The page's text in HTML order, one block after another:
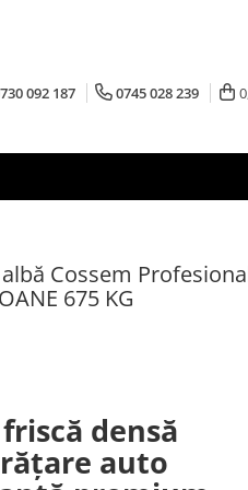
092 187 0745 028 239
Cossem
675 KG
densă
auto